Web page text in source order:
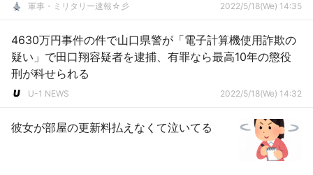
軍事・ミリタリー速報☆彡 2022/5/18(We) 14:35
4630万円事件の件で山口県警が「電子計算機使用詐欺の
疑い」で田口翔容疑者を逮捕、有罪なら最高10年の懲役
刑が科せられる
U-1 NEWS 2022/5/18(We) 14:32
彼女が部屋の更新料払えなくて泣いてる